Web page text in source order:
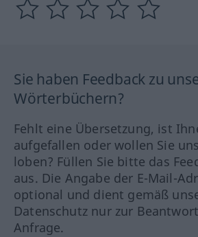
Sie haben Feedback zu
Wörterbüchern?
Fehlt eine Übersetzung, ist
aufgefallen oder wollen Sie
loben? Füllen Sie bitte das
aus. Die Angabe der E-Mail-
optional und dient gemäß
Datenschutz nur zur
Anfrage.